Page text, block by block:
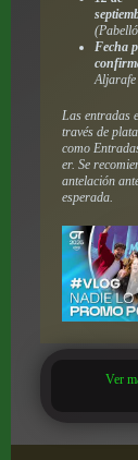
Fecha
Las entradas
través de
como
er. Se
antelación
esperada.
Ver